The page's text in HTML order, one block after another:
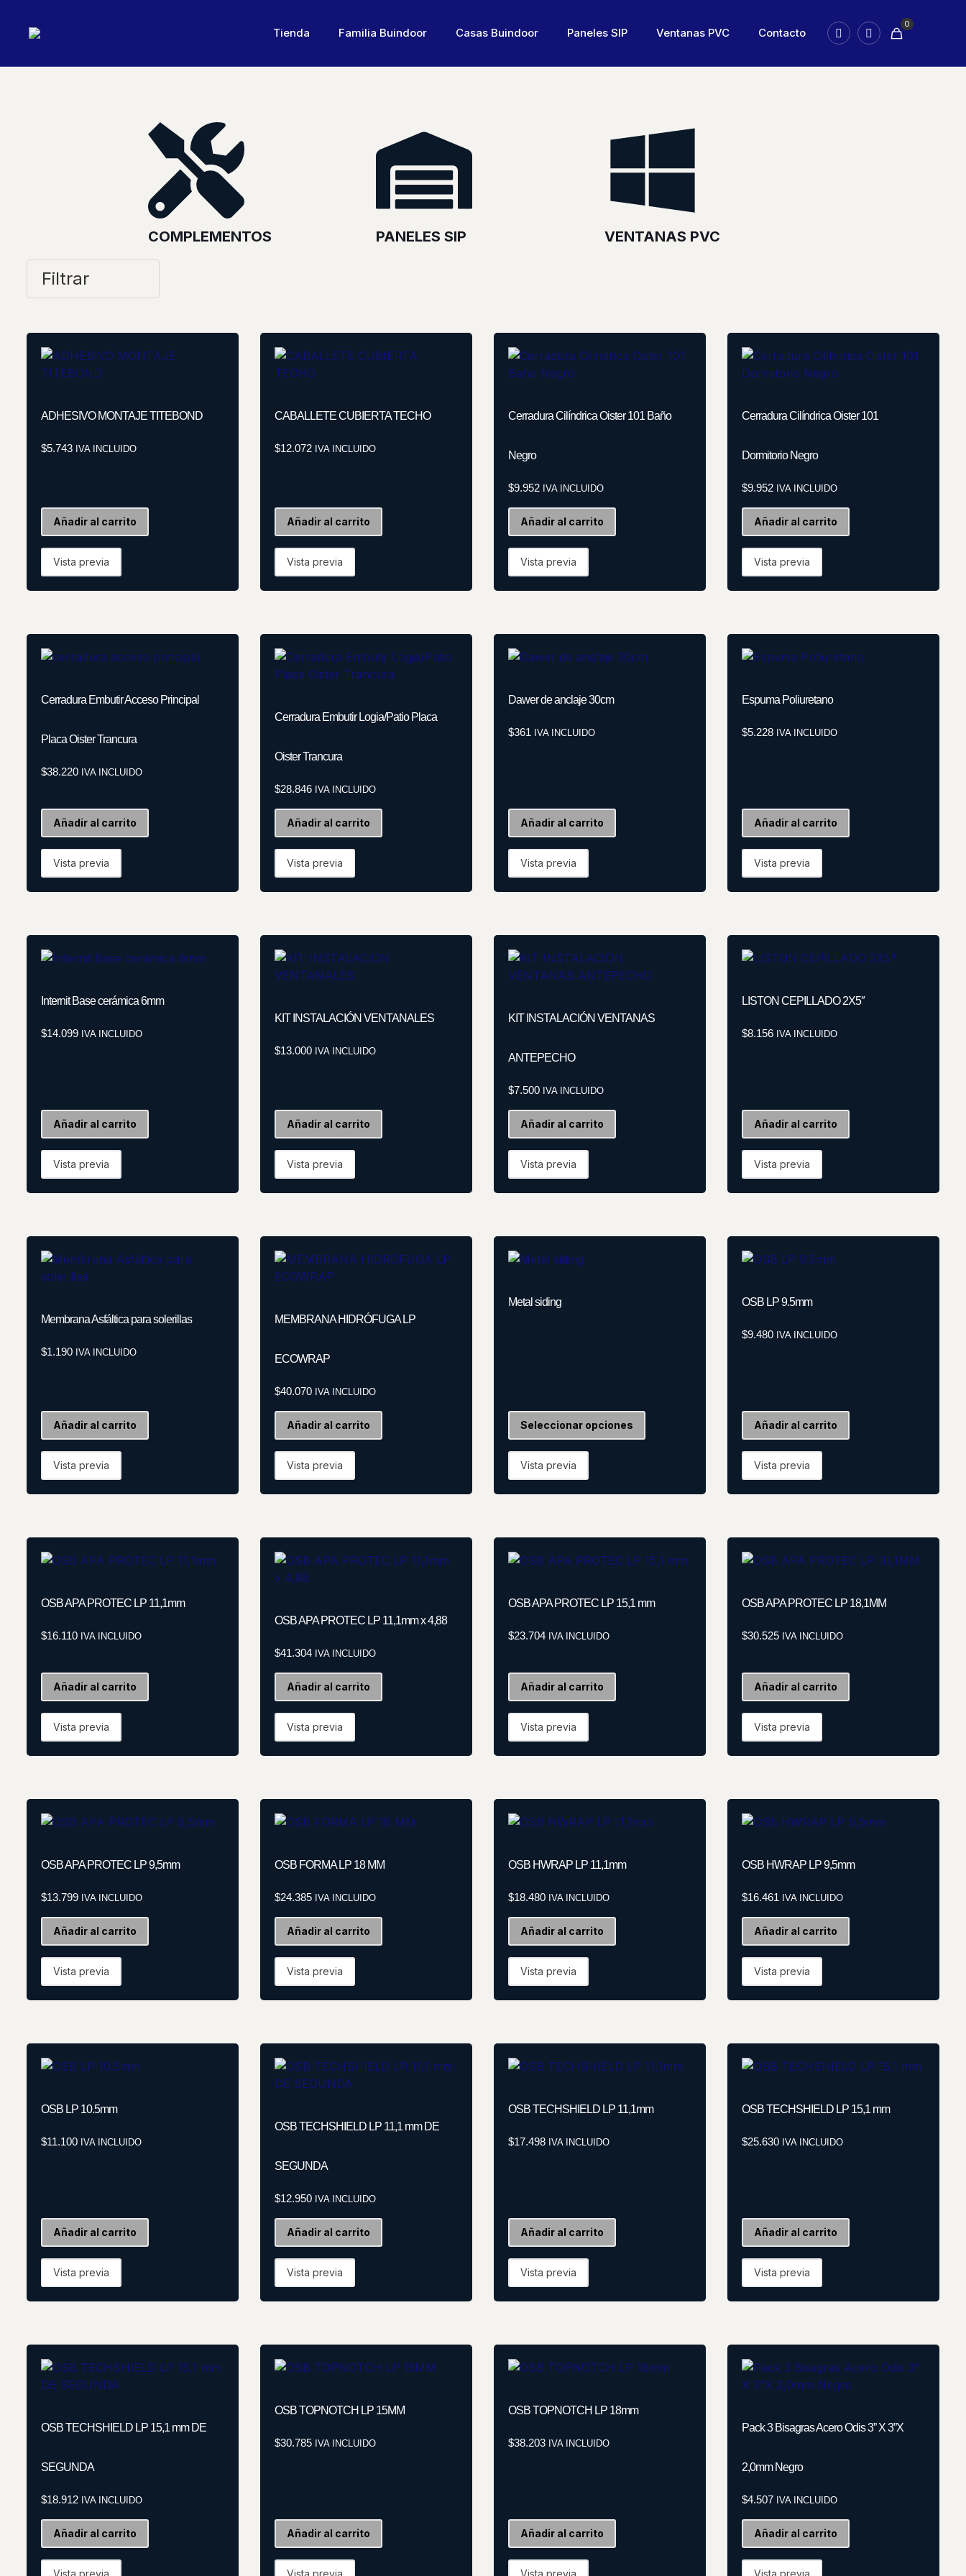
Tienda Familia Buindoor Casas Buindoor Paneles SIP Ventanas PVC Contacto
0
COMPLEMENTOS PANELES SIP VENTANAS PVC
Filtrar
ADHESIVO MONTAJE TITEBOND
$5.743 IVA INCLUIDO
Añadir al carrito
Vista previa
CABALLETE CUBIERTA TECHO
$12.072 IVA INCLUIDO
Añadir al carrito
Vista previa
Cerradura Cilíndrica Oister 101 Baño
Negro
$9.952 IVA INCLUIDO
Añadir al carrito
Vista previa
Cerradura Cilíndrica Oister 101
Dormitorio Negro
$9.952 IVA INCLUIDO
Añadir al carrito
Vista previa
Cerradura Embutir Acceso Principal
Placa Oister Trancura
$38.220 IVA INCLUIDO
Añadir al carrito
Vista previa
Cerradura Embutir Logia/Patio Placa
Oister Trancura
$28.846 IVA INCLUIDO
Añadir al carrito
Vista previa
Dawer de anclaje 30cm
$361 IVA INCLUIDO
Añadir al carrito
Vista previa
Espuma Poliuretano
$5.228 IVA INCLUIDO
Añadir al carrito
Vista previa
Internit Base cerámica 6mm
$14.099 IVA INCLUIDO
Añadir al carrito
Vista previa
KIT INSTALACIÓN VENTANALES
$13.000 IVA INCLUIDO
Añadir al carrito
Vista previa
KIT INSTALACIÓN VENTANAS
ANTEPECHO
$7.500 IVA INCLUIDO
Añadir al carrito
Vista previa
LISTON CEPILLADO 2X5″
$8.156 IVA INCLUIDO
Añadir al carrito
Vista previa
Membrana Asfáltica para solerillas
$1.190 IVA INCLUIDO
Añadir al carrito
Vista previa
MEMBRANA HIDRÓFUGA LP
ECOWRAP
$40.070 IVA INCLUIDO
Añadir al carrito
Vista previa
Metal siding
Seleccionar opciones
Vista previa
OSB LP 9.5mm
$9.480 IVA INCLUIDO
Añadir al carrito
Vista previa
OSB APA PROTEC LP 11,1mm
$16.110 IVA INCLUIDO
Añadir al carrito
Vista previa
OSB APA PROTEC LP 11,1mm x 4,88
$41.304 IVA INCLUIDO
Añadir al carrito
Vista previa
OSB APA PROTEC LP 15,1 mm
$23.704 IVA INCLUIDO
Añadir al carrito
Vista previa
OSB APA PROTEC LP 18,1MM
$30.525 IVA INCLUIDO
Añadir al carrito
Vista previa
OSB APA PROTEC LP 9,5mm
$13.799 IVA INCLUIDO
Añadir al carrito
Vista previa
OSB FORMA LP 18 MM
$24.385 IVA INCLUIDO
Añadir al carrito
Vista previa
OSB HWRAP LP 11,1mm
$18.480 IVA INCLUIDO
Añadir al carrito
Vista previa
OSB HWRAP LP 9,5mm
$16.461 IVA INCLUIDO
Añadir al carrito
Vista previa
OSB LP 10.5mm
$11.100 IVA INCLUIDO
Añadir al carrito
Vista previa
OSB TECHSHIELD LP 11,1 mm DE
SEGUNDA
$12.950 IVA INCLUIDO
Añadir al carrito
Vista previa
OSB TECHSHIELD LP 11,1mm
$17.498 IVA INCLUIDO
Añadir al carrito
Vista previa
OSB TECHSHIELD LP 15,1 mm
$25.630 IVA INCLUIDO
Añadir al carrito
Vista previa
OSB TECHSHIELD LP 15,1 mm DE
SEGUNDA
$18.912 IVA INCLUIDO
Añadir al carrito
Vista previa
OSB TOPNOTCH LP 15MM
$30.785 IVA INCLUIDO
Añadir al carrito
Vista previa
OSB TOPNOTCH LP 18mm
$38.203 IVA INCLUIDO
Añadir al carrito
Vista previa
Pack 3 Bisagras Acero Odis 3” X 3”X
2,0mm Negro
$4.507 IVA INCLUIDO
Añadir al carrito
Vista previa